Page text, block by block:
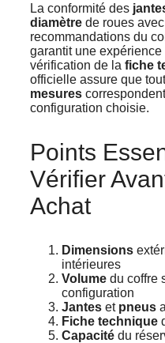
La conformité des
diamètre de roues
recommandations du
garantit une expérience
vérification de la fiche
officielle assure que
mesures
configuration choisie.
Points
Vérifier
Achat
Dimensions
intérieures
Volume du coffre
configuration
Jantes et pneus
Fiche technique
Capacité du